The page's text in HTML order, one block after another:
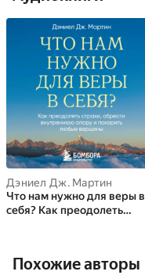
Дэниел Дж. Мартин
Что нам нужно для веры в
себя? Как преодолеть
Похожие авторы